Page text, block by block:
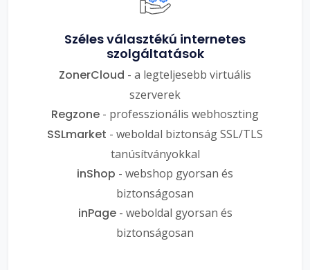
Széles választékú internetes
szolgáltatások
ZonerCloud - a legteljesebb virtuális
szerverek
Regzone - professzionális webhoszting
SSLmarket - weboldal biztonság SSL/TLS
tanúsítványokkal
inShop - webshop gyorsan és
biztonságosan
inPage- weboldal gyorsan és
biztonságosan